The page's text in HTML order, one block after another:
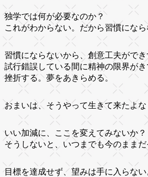
独学では何が必要なのか？
これがわからない。だから習慣になら
習慣にならないから、創意工夫がで
試行錯誤している間に精神の限界がき
挫折する。夢をあきらめる。
おまいは、そうやって生きて来たよな
いい加減に、ここを変えてみないか？
そうしないと、いつまでも今のままだ
目標を達成せず、望みは手に入らない